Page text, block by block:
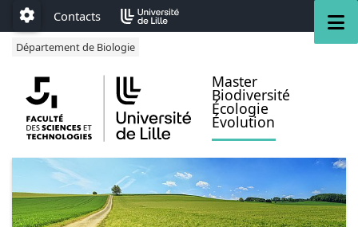
Accéder au menu principal
Accéder au contenu
Paramétrage
Contacts
Département de Biologie
Master
Biodiversité
Écologie
Évolution